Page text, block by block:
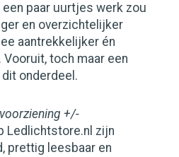
paar uurtjes werk zou
en overzichtelijker
aantrekkelijker én
toch maar een
onderdeel.
+/-
Ledlichtstore.nl zijn
prettig leesbaar en